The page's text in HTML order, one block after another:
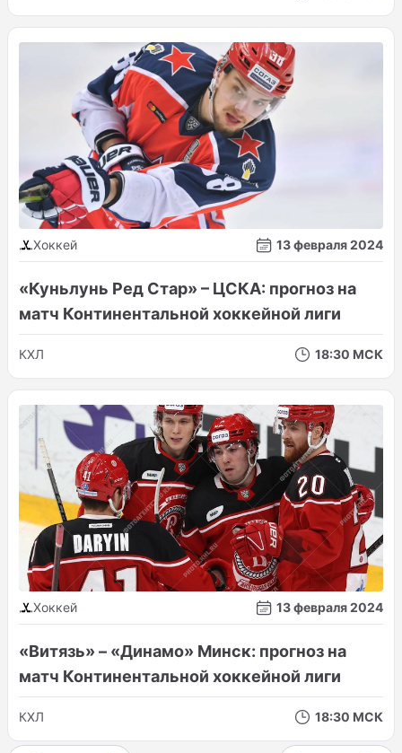
Хоккей 13 февраля 2024
«Куньлунь Ред Стар» – ЦСКА: прогноз на
матч Континентальной хоккейной лиги
КХЛ 18:30 МСК
Хоккей 13 февраля 2024
«Витязь» – «Динамо» Минск: прогноз на
матч Континентальной хоккейной лиги
КХЛ 18:30 МСК